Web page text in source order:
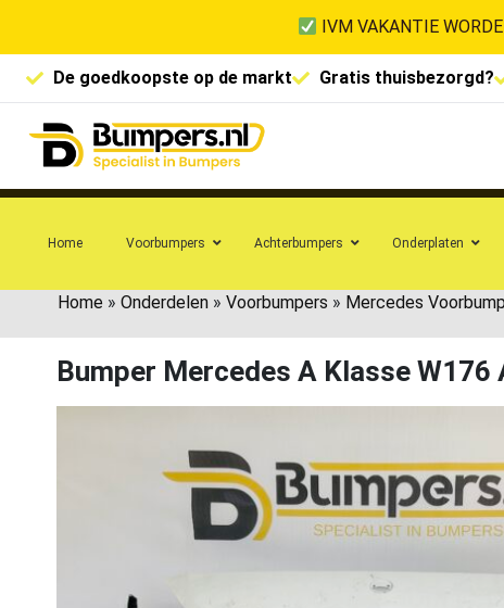
IVM VAKANTIE
De goedkoopste op de markt Gratis thuisbezorgd?
Home Voorbumpers Achterbumpers Onderplaten
Home » Onderdelen » Voorbumpers » Mercedes
Bumper Mercedes A Klasse